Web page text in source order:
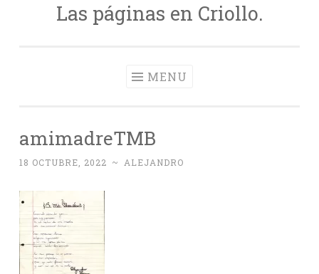
Las páginas en Criollo.
MENU
amimadreTMB
18 OCTUBRE, 2022 ~ ALEJANDRO